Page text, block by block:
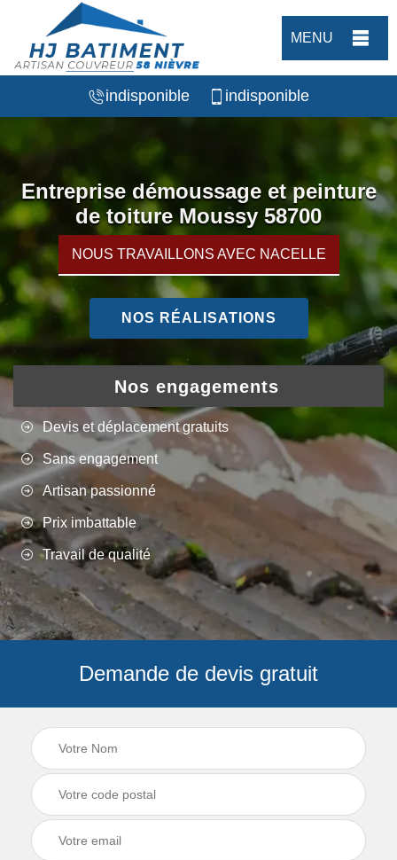
MENU
indisponible indisponible
Entreprise démoussage et peinture
de toiture Moussy 58700
NOUS TRAVAILLONS AVEC NACELLE
NOS RÉALISATIONS
Nos engagements
Devis et déplacement gratuits
Sans engagement
Artisan passionné
Prix imbattable
Travail de qualité
Demande de devis gratuit